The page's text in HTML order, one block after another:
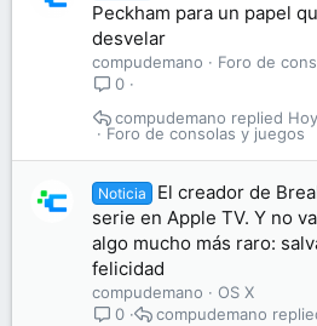
Peckham para un papel
desvelar
compudemano
Foro de
0
Foro de consolas y juegos
compudemano
Noticia
El creador de
serie en Apple TV. Y no
algo mucho más raro:
felicidad
compudemano
OS X
0
compudemano